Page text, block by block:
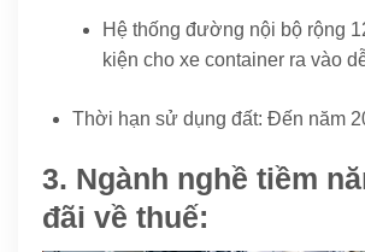
Hệ thống đường nội bộ rộng
kiện cho xe container ra vào
Thời hạn sử dụng đất: Đến năm
3. Ngành nghề tiềm
đãi về thuế: